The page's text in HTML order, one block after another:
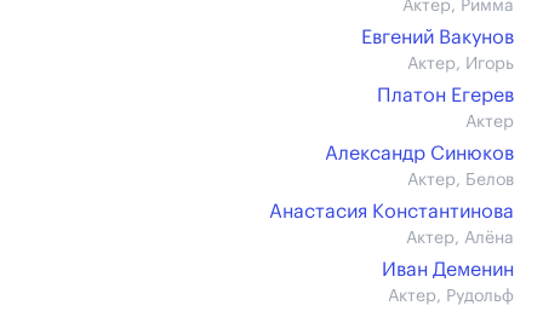
Актер, Римма
Евгений Вакунов
Актер, Игорь
Платон Егерев
Актер
Александр Синюков
Актер, Белов
Анастасия Константинова
Актер, Алёна
Иван Деменин
Актер, Рудольф